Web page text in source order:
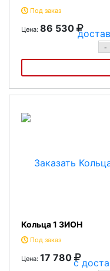
Под заказ
Цена: 86 530
-
Горка ЗИОН
Кольца 1 ЗИОН
Под заказ
Цена: 17 780